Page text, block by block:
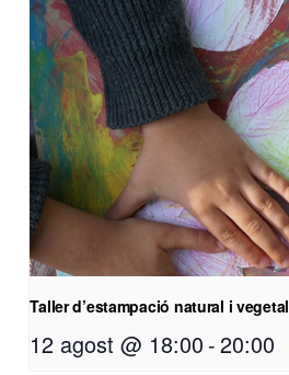
Taller d’estampació natural i vegetal
12 agost @ 18:00 -20:00